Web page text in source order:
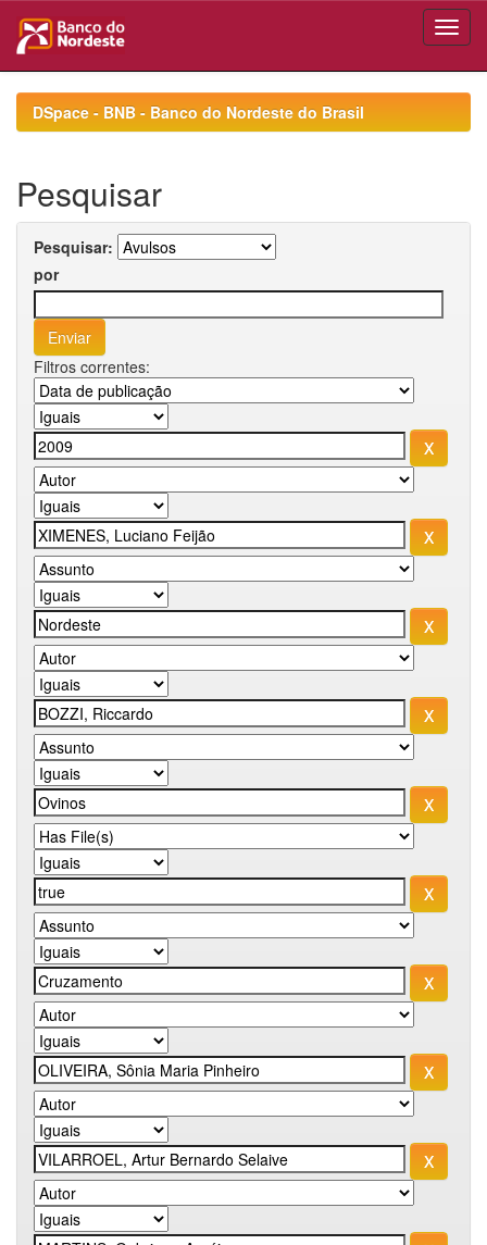
navigationDSpace - BNB - Banco do Nordeste do Brasil
Pesquisar
Pesquisar:
por
Filtros correntes: